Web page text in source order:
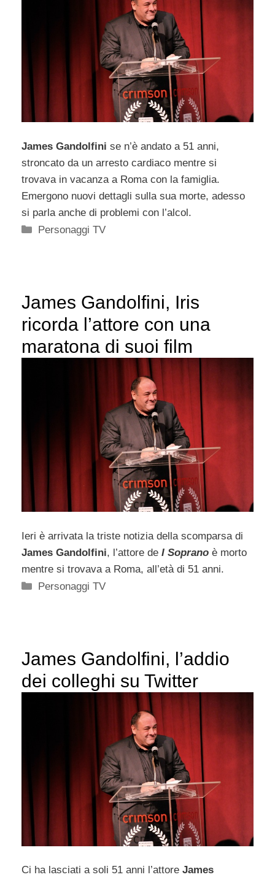
James Gandolfini se n’è andato a 51 anni,
stroncato da un arresto cardiaco mentre si
trovava in vacanza a Roma con la famiglia.
Emergono nuovi dettagli sulla sua morte, adesso
si parla anche di problemi con l’alcol.
Categorie
Personaggi TV
James Gandolfini, Iris
ricorda l’attore con una
maratona di suoi film
Ieri è arrivata la triste notizia della scomparsa di
James Gandolfini, l’attore de I Soprano è morto
mentre si trovava a Roma, all’età di 51 anni.
Categorie
Personaggi TV
James Gandolfini, l’addio
dei colleghi su Twitter
Ci ha lasciati a soli 51 anni l’attore James